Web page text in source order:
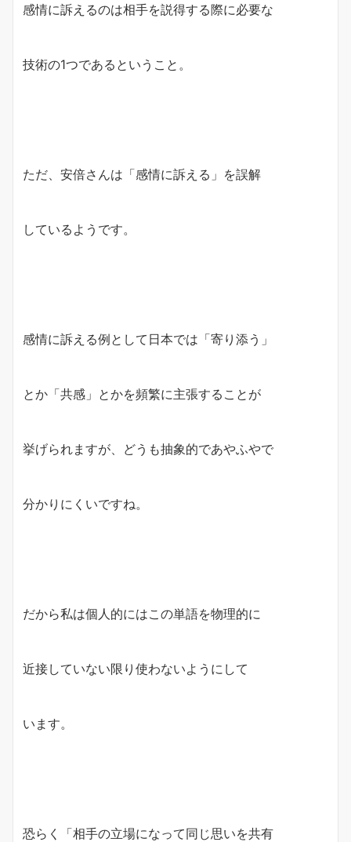
感情に訴えるのは相手を説得する際に必要な
技術の1つであるということ。
ただ、安倍さんは「感情に訴える」を誤解
しているようです。
感情に訴える例として日本では「寄り添う」
とか「共感」とかを頻繁に主張することが
挙げられますが、どうも抽象的であやふやで
分かりにくいですね。
だから私は個人的にはこの単語を物理的に
近接していない限り使わないようにして
います。
恐らく「相手の立場になって同じ思いを共有